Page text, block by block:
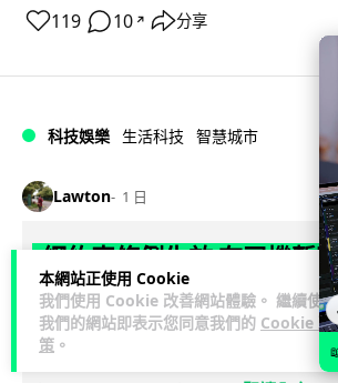
本網站正使用 Cookie
我們使用 Cookie 改善網站體驗。 繼續使用
我們的網站即表示您同意我們的 Cookie 政
策 。
119 10 ↗ 分享
科技娛樂 生活科技 智慧城市
Lawton 1 日
網約車條例生效 有司機暫
的士業界籲白牌 "改邪歸正"
規管網約車法例大部分條文已於 8 月 3 日
望白牌車司機，能夠「改邪歸正」回流駕駛